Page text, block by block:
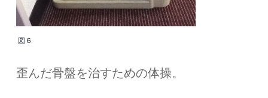
図６
歪んだ骨盤を治すための体操。